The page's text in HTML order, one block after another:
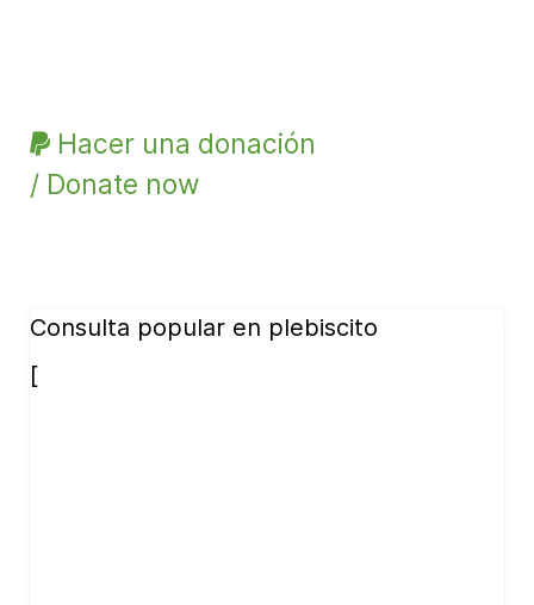
Hacer una donación
/ Donate now
Consulta popular en plebiscito
[